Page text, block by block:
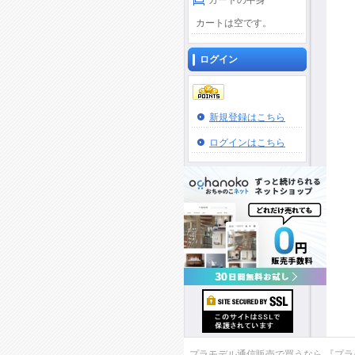
カートは空です。
ログイン
新規登録はこちら
ログインはこちら